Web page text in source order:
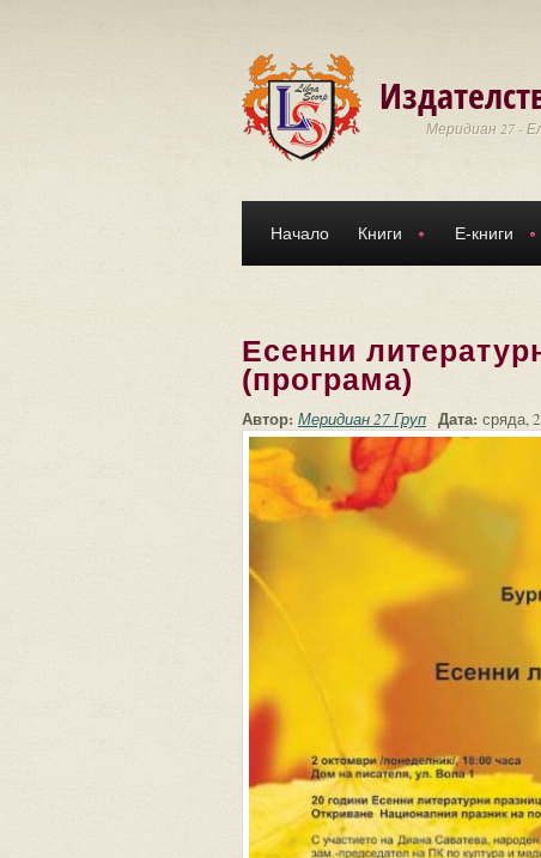
Меридиан 27 -
Начало Книги Е-книги
Есенни
(програма)
Автор: Меридиан 27 Груп Дата: сряда,